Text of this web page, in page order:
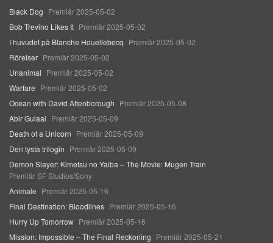
Black Dog Premiär 2025-05-02
Bob Trevino Likes It Premiär 2025-05-02
I huvudet på Blanche Houellebecq Premiär 2025-05-02
Rörelser Premiär 2025-05-02
Unanimal Premiär 2025-05-02
Warfare Premiär 2025-05-02
Ocean with David Attenborough Premiär 2025-05-08
Abir Gulaal Premiär 2025-05-09
Death of a Unicorn Premiär 2025-05-09
Den tysta trilogin Premiär 2025-05-09
Demon Slayer: Kimetsu no Yaiba – The Movie: Mugen Train
Premiär SF Studios/Sony
Animale Premiär 2025-05-16
Final Destination: Bloodlines Premiär 2025-05-16
Hurry Up Tomorrow Premiär 2025-05-16
Mission: Impossible – The Final Reckoning Premiär 2025-05-21